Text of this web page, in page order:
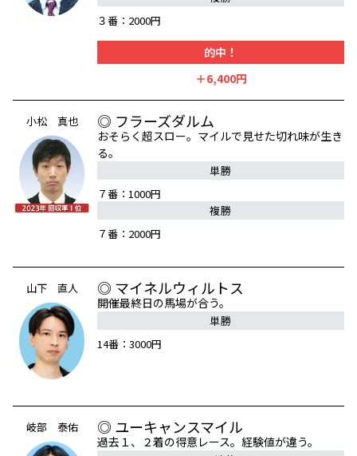
３番：2000円
的中！
＋6,400円
小松 真也 ◎ フラーズダルム
おそらく超スロー。マイルで見せた切れ味が生き
る。
単勝
７番：1000円
複勝
７番：2000円
山下 直人 ◎ マイネルウィルトス
開催最終日の馬場が合う。
単勝
14番：3000円
岐部 泰佑 ◎ ユーキャンスマイル
過去１、２着の得意レース。経験値が違う。